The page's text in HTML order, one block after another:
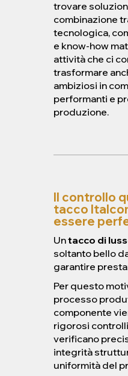
trovare
combinazione
tecnologica,
e know-how
attività che ci
trasformare
ambiziosi in
performanti e
produzione.
Il controllo
tacco
essere
Untacco di
soltanto bello
garantire
Per questo
processo
componente
rigorosi
verificano
integrità
uniformità del